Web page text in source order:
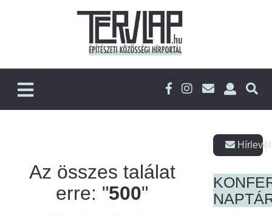
Az összes találat
erre: "500"